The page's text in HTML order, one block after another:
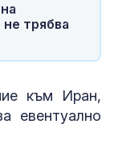
трябва
към Иран,
евентуално